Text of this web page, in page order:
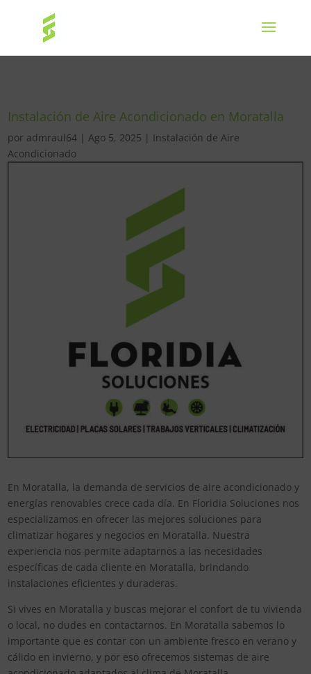
Instalación de Aire Acondicionado en Moratalla
por admraul64 |Ago 5, 2025 | Instalación de Aire
Acondicionado
En Moratalla, la demanda de servicios de aire acondicionado y
energías renovables crece cada día. En Floridia Soluciones nos
especializamos en ofrecer las mejores soluciones para
climatizar hogares y negocios en Moratalla. Nuestra
experiencia nos permite adaptarnos a las necesidades
específicas de cada cliente en Moratalla, brindando
instalaciones eficientes y duraderas.
Si vives en Moratalla y buscas mejorar el confort de tu vivienda
o local, no dudes en contactarnos. En Moratalla sabemos lo
importante que es contar con un ambiente fresco en verano y
cálido en invierno, y por eso ofrecemos sistemas de aire